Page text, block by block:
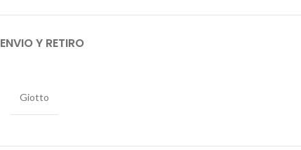
ENVIO Y RETIRO
Giotto